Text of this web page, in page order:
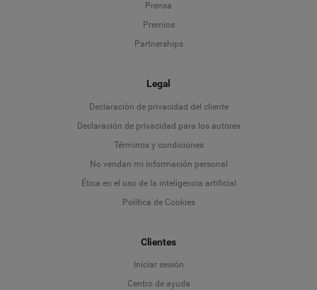
Prensa
Premios
Partnerships
Legal
Declaración de privacidad del cliente
Declaración de privacidad para los autores
Términos y condiciones
No vendan mi información personal
Ética en el uso de la inteligencia artificial
Política de Cookies
Clientes
Iniciar sesión
Centro de ayuda
Language
Deutsch